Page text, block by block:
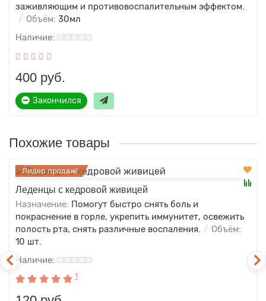
заживляющим и противовоспалительным эффектом.
Объём: 30мл
400 руб.
Закончился
Похожие товары
Лидер продаж!
Леденцы с кедровой живицей
Назначение: Помогут быстро снять боль и
покраснение в горле, укрепить иммунитет, освежить
полость рта, снять различные воспаления.
Объём:
10 шт.
1